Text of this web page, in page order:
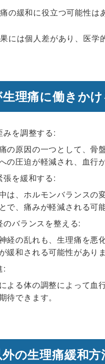
の緩和に役立つ可能性は
には個人差があり、医学
理痛に働きか
みを調整する:
の原因の一つとして、骨
の圧迫が軽減され、血行
張を緩和する:
は、ホルモンバランスの
で、痛みが軽減される可
のバランスを整える:
経の乱れも、生理痛を悪
緩和される可能性がありま
:
よる体の調整によって血
待できます。
の生理痛緩和方